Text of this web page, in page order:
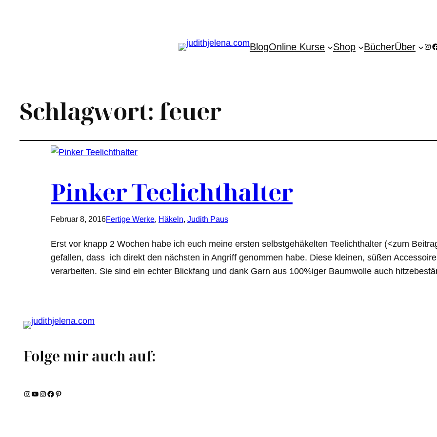
BlogOnline Kurse Shop BücherÜber
Schlagwort: feuer
Pinker Teelichthalter
Februar 8, 2016Fertige Werke, Häkeln, Judith Paus
Erst vor knapp 2 Wochen habe ich euch meine ersten selbstgehäkelten Teelichthalter (<zum
gefallen, dass ich direkt den nächsten in Angriff genommen habe. Diese kleinen, süßen
verarbeiten. Sie sind ein echter Blickfang und dank Garn aus 100%iger Baumwolle auch
Folge mir auch auf:
Instagram YouTube Instagram Facebook Pinterest